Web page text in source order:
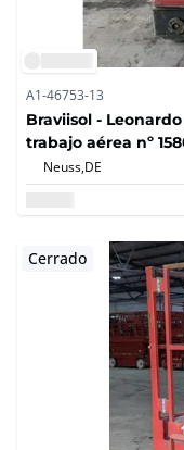
A1-46753-13
Braviisol -
trabajo aérea nº
Neuss,DE
Cerrado